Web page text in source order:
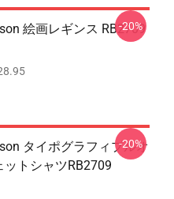
絵画レギンス RB2709
-20%
タイポグラフィプルオ
ットシャツRB2709
-20%